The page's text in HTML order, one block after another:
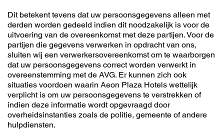
Dit betekent tevens dat uw persoonsgegevens alleen met
derden worden gedeeld indien dit noodzakelijk is voor de
uitvoering van de overeenkomst met deze partijen. Voor de
partijen die gegevens verwerken in opdracht van ons,
sluiten wij een verwerkersovereenkomst om te waarborgen
dat uw persoonsgegevens correct worden verwerkt in
overeenstemming met de AVG. Er kunnen zich ook
situaties voordoen waarin Aeon Plaza Hotels wettelijk
verplicht is om uw persoonsgegevens te verstrekken of
indien deze informatie wordt opgevraagd door
overheidsinstanties zoals de politie, gemeente of andere
hulpdiensten.